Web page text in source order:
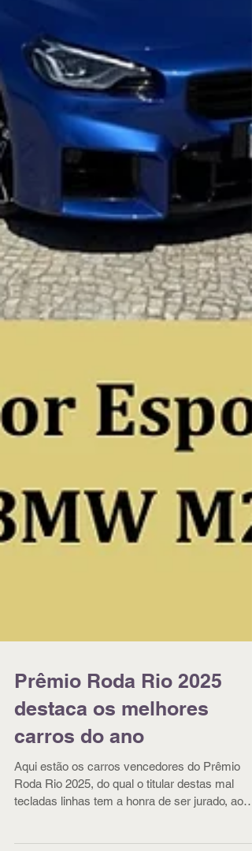
Prêmio Roda Rio 2025
destaca os melhores
carros do ano
Aqui estão os carros vencedores do Prêmio
Roda Rio 2025, do qual o titular destas mal
lado de um time de feras, jornalistas